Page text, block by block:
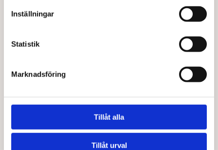
Inställningar
Statistik
Marknadsföring
Tillåt alla
Tillåt urval
produktsidan
132,00kr Det ursprungliga priset var:
Det nuvarande
Lägg till i varukorg